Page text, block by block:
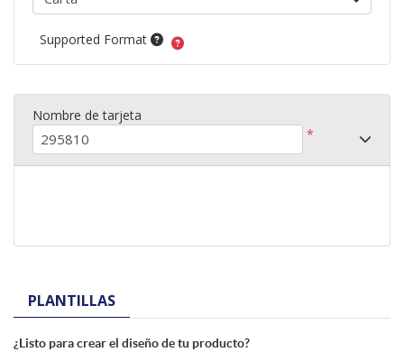
PLANTILLAS
¿Listo para crear el diseño de tu producto?
Supported Format
Nombre de tarjeta
*